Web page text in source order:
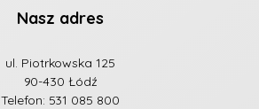
Nasz adres
ul. Piotrkowska 125
90-430 Łódź
Telefon: 531 085 800